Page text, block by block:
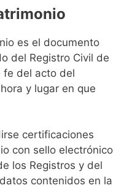
es el documento
del Registro Civil de
fe del acto del
y lugar en que
certificaciones
con sello electrónico
los Registros y del
contenidos en la